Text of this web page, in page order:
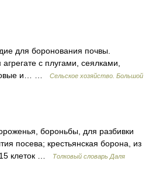
для боронования почвы.
с плугами, сеялками,
и… …
Сельское хозяйство. Большой
бороньбы, для разбивки
посева; крестьянская борона, из
клеток …
Толковый словарь Даля